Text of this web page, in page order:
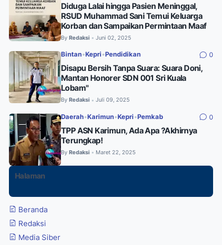
Diduga Lalai hingga Pasien Meninggal,
RSUD Muhammad Sani Temui Keluarga
Korban dan Sampaikan Permintaan Maaf
By Redaksi • Juni 02, 2025
Bintan•Kepri •Pendidikan 0
Disapu Bersih Tanpa Suara: Suara Doni,
Mantan Honorer SDN 001 Sri Kuala
Lobam"
By Redaksi • Juli 09, 2025
Daerah•Karimun•Kepri •Pemkab 0
TPP ASN Karimun, Ada Apa ?Akhirnya
Terungkap!
By Redaksi • Maret 22, 2025
Halaman
Beranda
Redaksi
Media Siber